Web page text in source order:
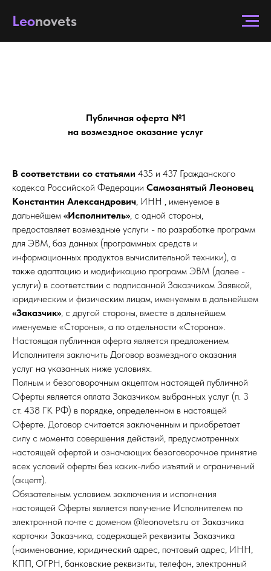
Leonovets
Публичная оферта №1
на возмездное оказание услуг
В соответствии со статьями 435 и 437 Гражданского
кодекса Российской Федерации Cамозанятый Леоновец
Константин Александрович, ИНН , именуемое в
дальнейшем «Исполнитель», с одной стороны,
предоставляет возмездные услуги - по разработке программ
для ЭВМ, баз данных (программных средств и
информационных продуктов вычислительной техники), а
также адаптацию и модификацию программ ЭВМ (далее -
услуги) в соответствии с подписанной Заказчиком Заявкой,
юридическим и физическим лицам, именуемым в дальнейшем
«Заказчик», с другой стороны, вместе в дальнейшем
именуемые «Стороны», а по отдельности «Сторона».
Настоящая публичная оферта является предложением
Исполнителя заключить Договор возмездного оказания
услуг на указанных ниже условиях.
Полным и безоговорочным акцептом настоящей публичной
Оферты является оплата Заказчиком выбранных услуг (п. 3
ст. 438 ГК РФ) в порядке, определенном в настоящей
Оферте. Договор считается заключенным и приобретает
силу с момента совершения действий, предусмотренных
настоящей офертой и означающих безоговорочное принятие
всех условий оферты без каких-либо изъятий и ограничений
(акцепт).
Обязательным условием заключения и исполнения
настоящей Оферты является получение Исполнителем по
электронной почте с доменом @leonovets.ru от Заказчика
карточки Заказчика, содержащей реквизиты Заказчика
(наименование, юридический адрес, почтовый адрес, ИНН,
КПП, ОГРН, банковские реквизиты, телефон, электронный